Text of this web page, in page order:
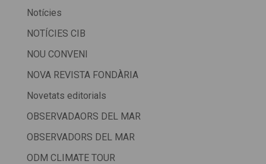
Notícies
NOTÍCIES CIB
NOU CONVENI
NOVA REVISTA FONDÀRIA
Novetats editorials
OBSERVADAORS DEL MAR
OBSERVADORS DEL MAR
ODM CLIMATE TOUR